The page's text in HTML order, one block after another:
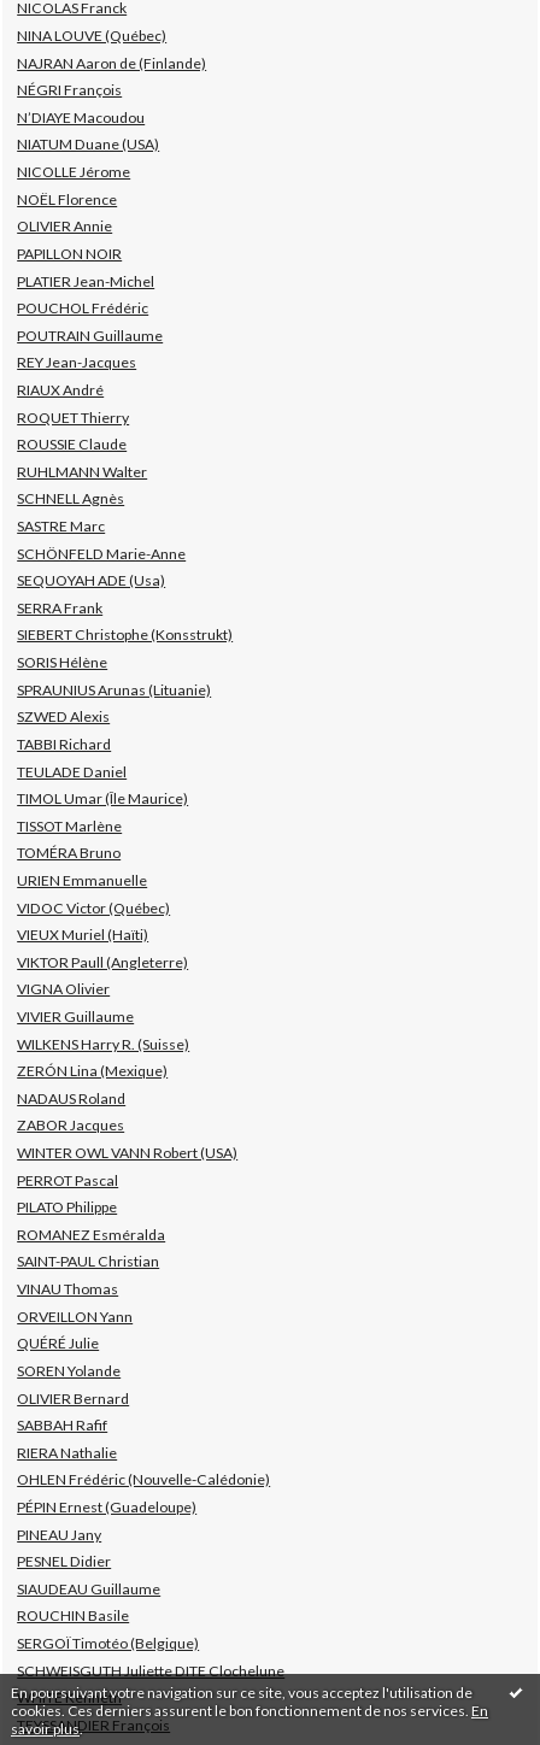
En poursuivant votre navigation sur ce site, vous acceptez l'utilisation de
cookies. Ces derniers assurent le bon fonctionnement de nos services. En
savoir plus.
NICOLAS Franck
NINA LOUVE (Québec)
NAJRAN Aaron de (Finlande)
NÉGRI François
N’DIAYE Macoudou
NIATUM Duane (USA)
NICOLLE Jérome
NOËL Florence
OLIVIER Annie
PAPILLON NOIR
PLATIER Jean-Michel
POUCHOL Frédéric
POUTRAIN Guillaume
REY Jean-Jacques
RIAUX André
ROQUET Thierry
ROUSSIE Claude
RUHLMANN Walter
SCHNELL Agnès
SASTRE Marc
SCHÖNFELD Marie-Anne
SEQUOYAH ADE (Usa)
SERRA Frank
SIEBERT Christophe (Konsstrukt)
SORIS Hélène
SPRAUNIUS Arunas (Lituanie)
SZWED Alexis
TABBI Richard
TEULADE Daniel
TIMOL Umar (Île Maurice)
TISSOT Marlène
TOMÉRA Bruno
URIEN Emmanuelle
VIDOC Victor (Québec)
VIEUX Muriel (Haïti)
VIKTOR Paull (Angleterre)
VIGNA Olivier
VIVIER Guillaume
WILKENS Harry R. (Suisse)
ZERÓN Lina (Mexique)
NADAUS Roland
ZABOR Jacques
WINTER OWL VANN Robert (USA)
PERROT Pascal
PILATO Philippe
ROMANEZ Esméralda
SAINT-PAUL Christian
VINAU Thomas
ORVEILLON Yann
QUÉRÉ Julie
SOREN Yolande
OLIVIER Bernard
SABBAH Rafif
RIERA Nathalie
OHLEN Frédéric (Nouvelle-Calédonie)
PÉPIN Ernest (Guadeloupe)
PINEAU Jany
PESNEL Didier
SIAUDEAU Guillaume
ROUCHIN Basile
SERGOÏ Timotéo (Belgique)
SCHWEISGUTH Juliette DITE Clochelune
WHITE Kenneth
TEYSSANDIER François